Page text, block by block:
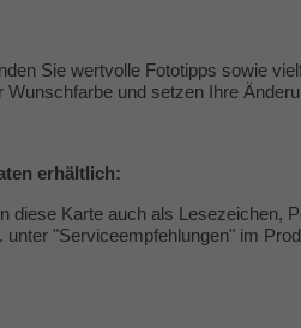
Sie wertvolle Fototipps sowie
Wunschfarbe und setzen Ihre
erhältlich:
diese Karte auch als Lesezeichen,
unter "Serviceempfehlungen" im